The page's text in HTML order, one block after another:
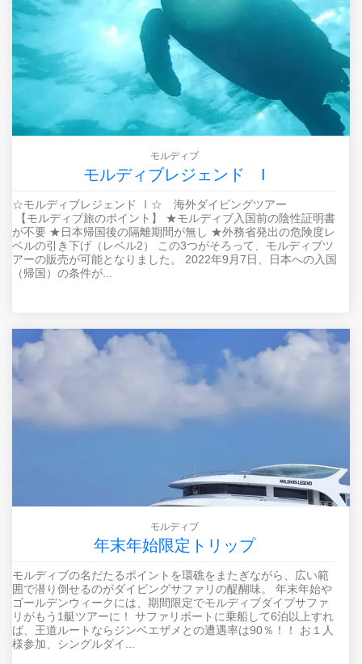
モルディブ
モルディブレジェンド I
☆モルディブレジェンド Ⅰ☆ 海外ダイビングツアー
【モルディブ旅のポイント】 ★モルディブ入国前の陰性証明書
が不要 ★日本帰国後の隔離期間が無し ★外務省発出の危険度レ
ベルの引き下げ（レベル2） この3つがそろって、モルディブツ
アーの販売が可能となりました。 2022年9月7日、日本への入国
（帰国）の条件が...
モルディブ
年末年始限定トリップ
モルディブの名だたるポイントを環礁をまたぎながら、広い範
囲で潜り倒せるのがダイビングサファリの醍醐味。 年末年始や
ゴールデンウィークには、期間限定でモルディブダイブサファ
リがもう1艇ツアーに！ サファリボートに乗船して6泊以上すれ
ば、王道ルートならジンベエザメとの遭遇率は90％！！ お１人
様参加、シングルダイ...